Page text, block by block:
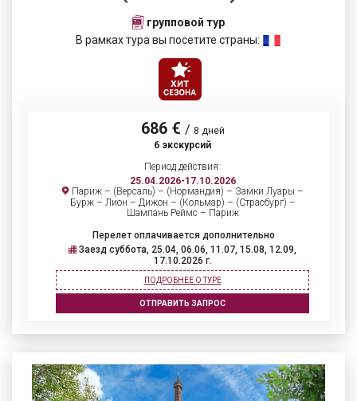
групповой тур
В рамках тура вы посетите страны:
686 € / 8 дней
6 экскурсий
Период действия:
25.04.2026-17.10.2026
Париж – (Версаль) – (Нормандия) – Замки Луары –
Бурж – Лион – Дижон – (Кольмар) – (Страсбург) –
Шампань Реймс – Париж
Перелет оплачивается дополнительно
Заезд суббота, 25.04, 06.06, 11.07, 15.08, 12.09,
17.10.2026 г.
ПОДРОБНЕЕ О ТУРЕ
ОТПРАВИТЬ ЗАПРОС